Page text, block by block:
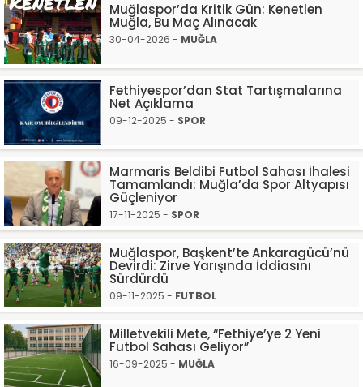
Muğlaspor’da Kritik Gün: Kenetlen
Muğla, Bu Maç Alınacak
30-04-2026 - MUĞLA
Fethiyespor’dan Stat Tartışmalarına
Net Açıklama
09-12-2025 - SPOR
Marmaris Beldibi Futbol Sahası İhalesi
Tamamlandı: Muğla’da Spor Altyapısı
Güçleniyor
17-11-2025 - SPOR
Muğlaspor, Başkent’te Ankaragücü’nü
Devirdi: Zirve Yarışında İddiasını
Sürdürdü
09-11-2025 - FUTBOL
Milletvekili Mete, “Fethiye’ye 2 Yeni
Futbol Sahası Geliyor”
16-09-2025 - MUĞLA